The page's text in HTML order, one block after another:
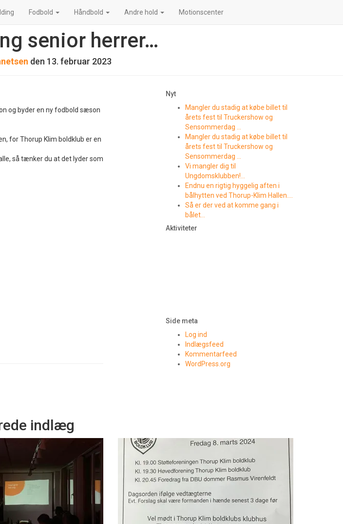
Fodbold Håndbold Andre hold Motionscenter
senior herrer…
den 13. februar 2023
og byder en ny fodbold sæson
for Thorup Klim boldklub er en
så tænker du at det lyder som
Nyt
Mangler du stadig at købe billet til
årets fest til Truckershow og
Sensommerdag …
Mangler du stadig at købe billet til
årets fest til Truckershow og
Sensommerdag …
Vi mangler dig til
Ungdomsklubben!…
Endnu en rigtig hyggelig aften i
bålhytten ved Thorup-Klim Hallen….
Så er der ved at komme gang i
bålet…
Aktiviteter
Side meta
Log ind
Indlægsfeed
Kommentarfeed
WordPress.org
indlæg